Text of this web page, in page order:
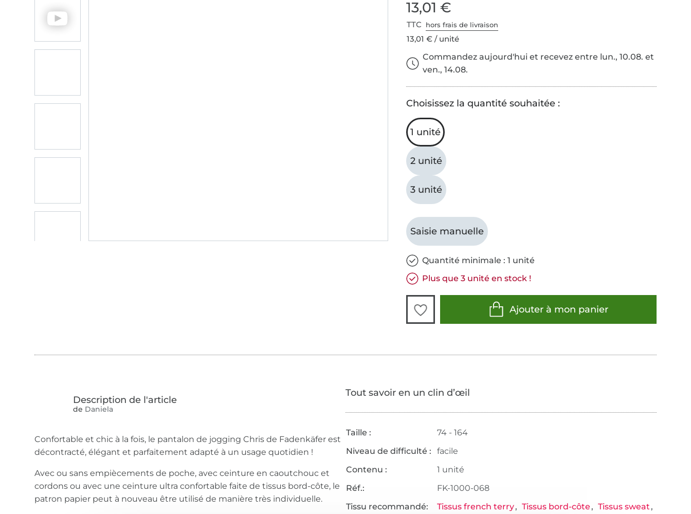
13,01 €
TTC hors frais de livraison
13,01 € / unité
Commandez aujourd'hui et recevez entre lun., 10.08. et
ven., 14.08.
Choisissez la quantité souhaitée :
1 unité
2 unité
3 unité
Saisie manuelle
Quantité minimale : 1 unité
Plus que 3 unité en stock !
Ajouter à mon panier
de Daniela
Confortable et chic à la fois, le pantalon de jogging Chris de Fadenkäfer est
décontracté, élégant et parfaitement adapté à un usage quotidien !
Avec ou sans empiècements de poche, avec ceinture en caoutchouc et
cordons ou avec une ceinture ultra confortable faite de tissus bord-côte, le
patron papier peut à nouveau être utilisé de manière très individuelle.
Tout savoir en un clin d’œil
Taille :
74 - 164
Niveau de difficulté :
facile
Contenu :
1 unité
Réf.:
FK-1000-068
Tissu recommandé:
Tissus french terry Tissus bord-côte
Tissus sweat